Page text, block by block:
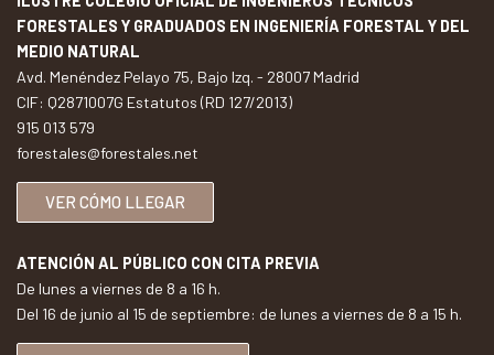
FORESTALES Y GRADUADOS EN INGENIERÍA FORESTAL Y DEL
MEDIO NATURAL
Avd. Menéndez Pelayo 75, Bajo Izq. - 28007 Madrid
CIF: Q2871007G Estatutos (RD 127/2013)
915 013 579
forestales@forestales.net
VER CÓMO LLEGAR
ATENCIÓN AL PÚBLICO CON CITA PREVIA
De lunes a viernes de 8 a 16 h.
Del 16 de junio al 15 de septiembre: de lunes a viernes de 8 a 15 h.